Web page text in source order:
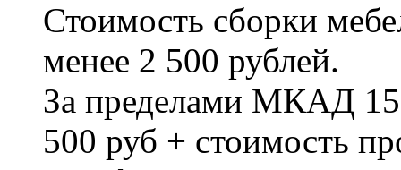
Стоимость сборки
менее 2 500 рублей.
За пределами МКАД
500 руб + стоимость